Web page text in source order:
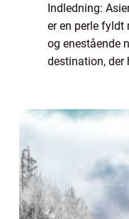
Indledning:
er en perle
og enestående
destination, der